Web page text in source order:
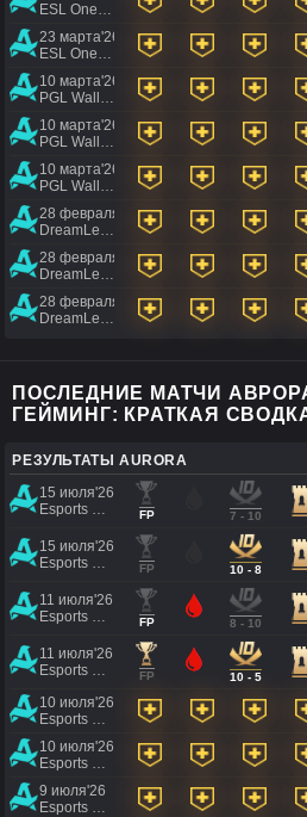
23 марта'26
10 марта'26
10 марта'26
10 марта'26
28 февраля'26
28 февраля'26
28 февраля'26
ПОСЛЕДНИЕ МАТЧИ
ГЕЙМИНГ: КРАТКАЯ
РЕЗУЛЬТАТЫ AURORA
15 июля'26
FP 7 - 10
15 июля'26
FP 10 - 8
11 июля'26
FP 8 - 10
11 июля'26
FP 10 - 5
10 июля'26
10 июля'26
9 июля'26